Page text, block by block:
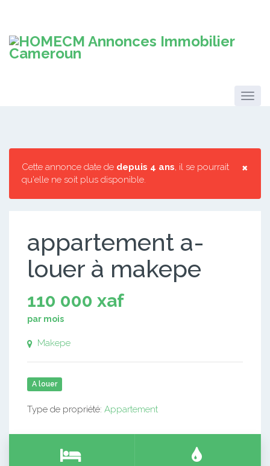
×
Cette annonce date de depuis 4 ans, il se pourrait
qu'elle ne soit plus disponible.
appartement a-
louer à makepe
110 000 xaf
par mois
Makepe
A louer
Type de propriété: Appartement